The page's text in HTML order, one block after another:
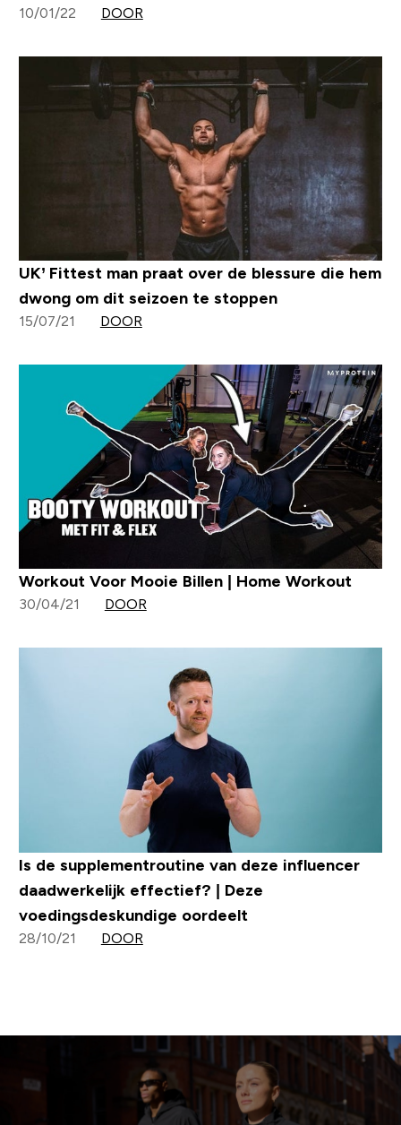
10/01/22 DOOR
UK’ Fittest man praat over de blessure die hem
dwong om dit seizoen te stoppen
15/07/21 DOOR
Workout Voor Mooie Billen | Home Workout
30/04/21 DOOR
Is de supplementroutine van deze influencer
daadwerkelijk effectief? | Deze
voedingsdeskundige oordeelt
28/10/21 DOOR